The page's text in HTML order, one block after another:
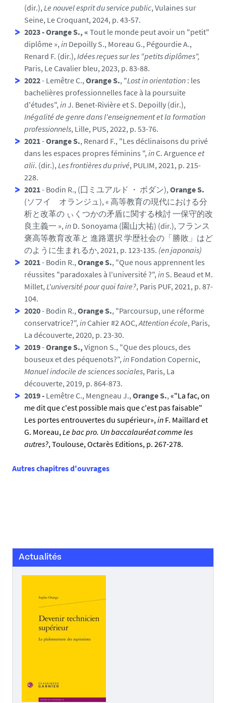
(dir.), Le nouvel esprit du service public, Vulaines sur
Seine, Le Croquant, 2024, p. 43-57.
2023 - Orange S., « Tout le monde peut avoir un "petit"
diplôme », in Depoilly S., Moreau G., Pégourdie A.,
Renard F. (dir.), Idées reçues sur les "petits diplômes",
Paris, Le Cavalier bleu, 2023, p. 83-88.
2022- Lemêtre C., Orange S., "Lost in orientation : les
bachelières professionnelles face à la poursuite
d'études", inJ. Benet-Rivière et S. Depoilly (dir.),
Inégalité de genre dans l'enseignement et la formation
professionnels, Lille, PUS, 2022, p. 53-76.
2021-Orange S., Renard F., "Les déclinaisons du privé
dans les espaces propres féminins ", inC. Arguenceet
alii. (dir.), Les frontières du privé, PULIM, 2021, p. 215-
228.
2021- Bodin R., (囗ミユアルド ・ ボダン), Orange S.
(ソフイ オランジュ), « 高等教育の現代における分
析と改革の ぃくつかの矛盾に関する検討 一保守的改
良主義一 », in D. Sonoyama (園山大祐) (dir.), フランス
褒高等教育改革と 進路選択 学歴社会の「勝敗」はど
のように生まれるか, 2021, p. 123-135. (en japonais)
2021- Bodin R., Orange S., "Que nous apprennent les
réussites "paradoxales à l'université ?", in S. Beaud et M.
Millet, L'université pour quoi faire?, Paris PUF, 2021, p. 87-
104.
2020- Bodin R., Orange S., "Parcoursup, une réforme
conservatrice?", inCahier #2 AOC, Attention école, Paris,
La découverte, 2020, p. 23-30.
2019-Orange S., Vignon S., "Que des ploucs, des
bouseux et des péquenots?", in Fondation Copernic,
Manuel indocile de sciences sociales, Paris, La
découverte, 2019, p. 864-873.
2019 - Lemêtre C., Mengneau J., Orange S., «"La fac, on
me dit que c'est possible mais que c'est pas faisable"
Les portes entrouvertes du supérieur», in F. Maillard et
G. Moreau, Le bac pro. Un baccalauréat comme les
autres?, Toulouse, Octarès Editions, p. 267-278.
Autres chapitres d'ouvrages
Actualités